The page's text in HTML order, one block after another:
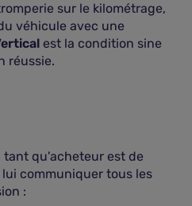
sur le kilométrage,
véhicule avec une
est la condition sine
réussie.
tant qu'acheteur est de
communiquer tous les
: